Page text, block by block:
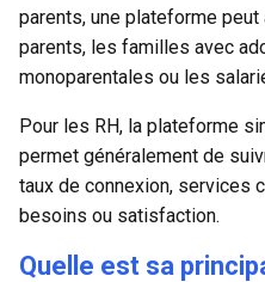
parents, une plateforme
parents, les familles avec
monoparentales ou les
Pour les RH, la plateforme
permet généralement de
taux de connexion, services
besoins ou satisfaction.
Quelle est sa